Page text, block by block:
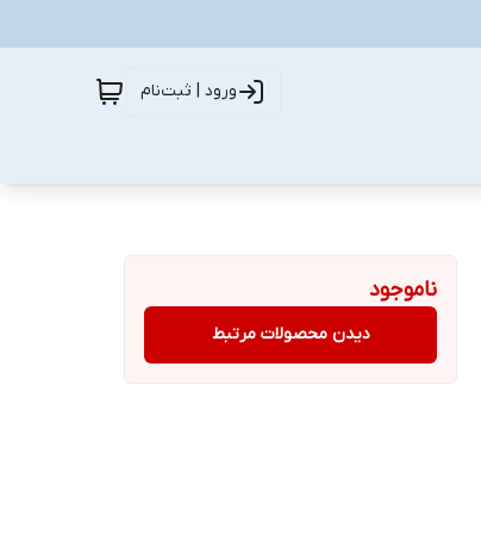
ورود | ثبت‌نام
ناموجود
دیدن محصولات مرتبط